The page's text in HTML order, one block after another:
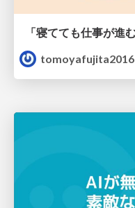
tomoyafujita2016